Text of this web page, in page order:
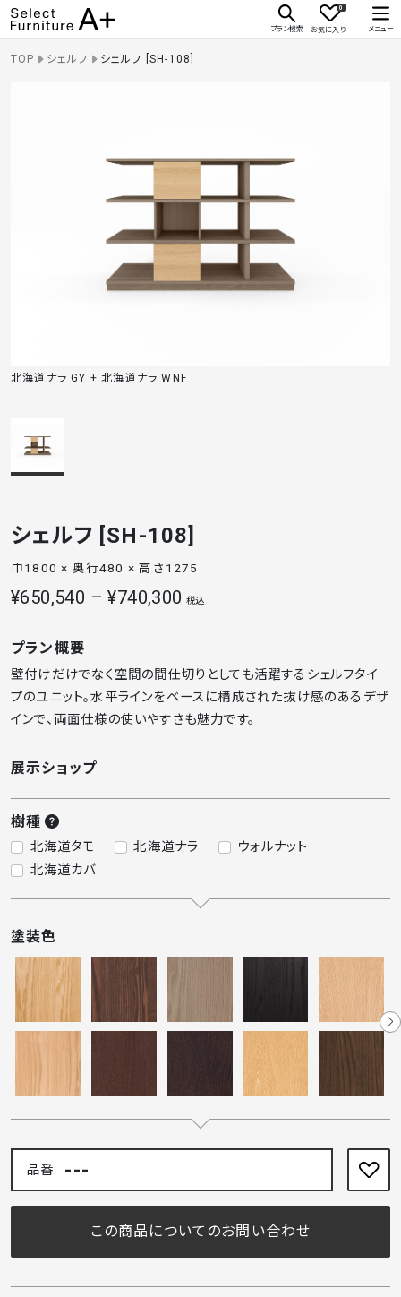
Select Furniture A+
プラン検索 メニュー
0
お気に入り
TOP シェルフ シェルフ [SH-108]
北海道ナラ GY + 北海道ナラ WNF
シェルフ [SH-108]
巾1800 × 奥行480 × 高さ1275
¥650,540 – ¥740,300 税込
プラン概要
壁付けだけでなく空間の間仕切りとしても活躍するシェルフタイ
プのユニット。水平ラインをベースに構成された抜け感のあるデザ
インで、両面仕様の使いやすさも魅力です。
展示ショップ
樹種
北海道タモ 北海道ナラ
ウォルナット
北海道カバ
塗装色
品番 ---
この商品についてのお問い合わせ